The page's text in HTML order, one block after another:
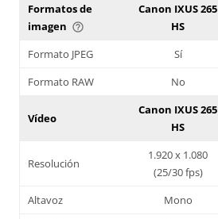
Formatos de
imagen help_outline
Canon IXUS 265
HS
Formato JPEG Sí
Formato RAW
No
Vídeo
Canon IXUS 265
HS
Resolución
1.920 x 1.080
(25/30 fps)
Altavoz
Mono